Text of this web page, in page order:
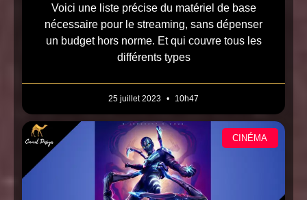
Voici une liste précise du matériel de base
nécessaire pour le streaming, sans dépenser
un budget hors norme. Et qui couvre tous les
différents types
25 juillet 2023 10h47
CINÉMA